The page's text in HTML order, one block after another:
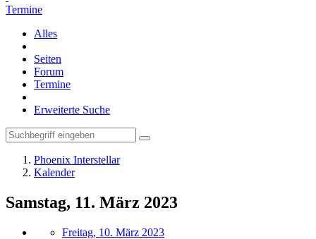
Termine
Alles
Seiten
Forum
Termine
Erweiterte Suche
Phoenix Interstellar
Kalender
Samstag, 11. März 2023
Freitag, 10. März 2023